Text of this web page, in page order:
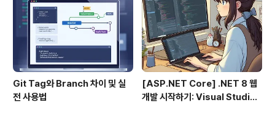
ㅋ 대략 난감하겠지만 뭐.. 기록이니까... ㅎㅎ (성공하면 글
상단에 성공이라고 적어두겠습니다.) 1. 설치..
Git Tag와 Branch 차이 및 실
전 사용법
[ASP.NET Core] .NET 8 웹
개발 시작하기: Visual Studio